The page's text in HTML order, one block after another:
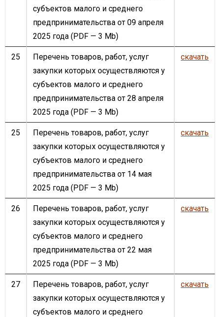
субъектов малого и среднего
предпринимательства от 09 апреля
2025 года (PDF — 3 Mb)
25
Перечень товаров, работ, услуг
закупки которых осуществляются у
субъектов малого и среднего
предпринимательства от 28 апреля
2025 года (PDF — 3 Mb)
скачать
25
Перечень товаров, работ, услуг
закупки которых осуществляются у
субъектов малого и среднего
предпринимательства от 14 мая
2025 года (PDF — 3 Mb)
скачать
26
Перечень товаров, работ, услуг
закупки которых осуществляются у
субъектов малого и среднего
предпринимательства от 22 мая
2025 года (PDF — 3 Mb)
скачать
27
Перечень товаров, работ, услуг
закупки которых осуществляются у
субъектов малого и среднего
скачать